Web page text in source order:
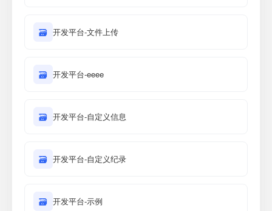
🗃 开发平台-文件上传
🗃 开发平台-eeee
🗃 开发平台-自定义信息
🗃 开发平台-自定义纪录
🗃 开发平台-示例